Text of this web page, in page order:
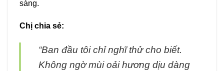
sáng.
Chị chia sẻ:
“Ban đầu tôi chỉ nghĩ thử cho biết.
Không ngờ mùi oải hương dịu dàng